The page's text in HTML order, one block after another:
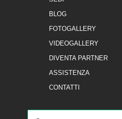
BLOG
FOTOGALLERY
VIDEOGALLERY
DIVENTA PARTNER
ASSISTENZA
CONTATTI